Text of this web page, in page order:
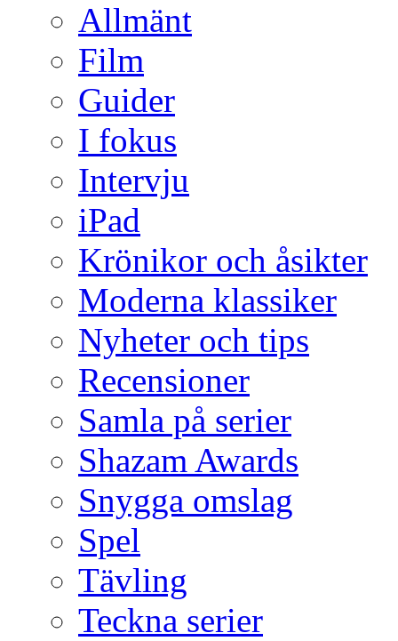
Allmänt
Film
Guider
I fokus
Intervju
iPad
Krönikor och åsikter
Moderna klassiker
Nyheter och tips
Recensioner
Samla på serier
Shazam Awards
Snygga omslag
Spel
Tävling
Teckna serier